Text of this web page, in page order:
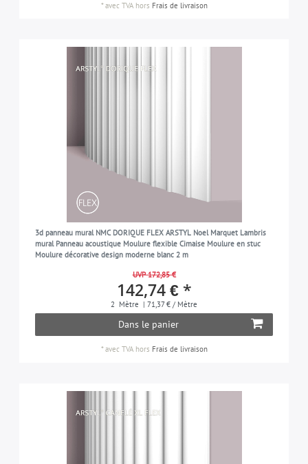
*avec TVAhors Frais de livraison
3d panneau mural NMC DORIQUE FLEX ARSTYL Noel Marquet Lambris
mural Panneau acoustique Moulure flexible Cimaise Moulure en stuc
Moulure décorative design moderne blanc 2 m
UVP 172,85 €
142,74 € *
2 Mètre | 71,37 € / Mètre
Dans le panier
*avec TVAhors Frais de livraison